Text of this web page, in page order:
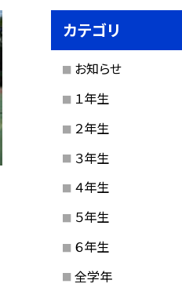
カテゴリ
お知らせ
１年生
２年生
３年生
４年生
５年生
６年生
全学年